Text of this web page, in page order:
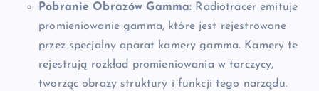
Pobranie Obrazów Gamma: Radiotracer emituje
promieniowanie gamma, które jest rejestrowane
przez specjalny aparat kamery gamma. Kamery te
rejestrują rozkład promieniowania w tarczycy,
tworząc obrazy struktury i funkcji tego narządu.